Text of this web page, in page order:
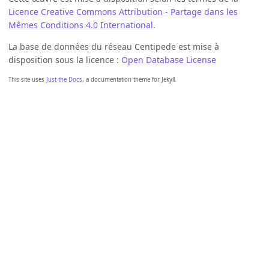
Licence Creative Commons Attribution - Partage dans les
Mêmes Conditions 4.0 International.
La base de données du réseau Centipede est mise à
disposition sous la licence : Open Database License
This site uses Just the Docs, a documentation theme for Jekyll.